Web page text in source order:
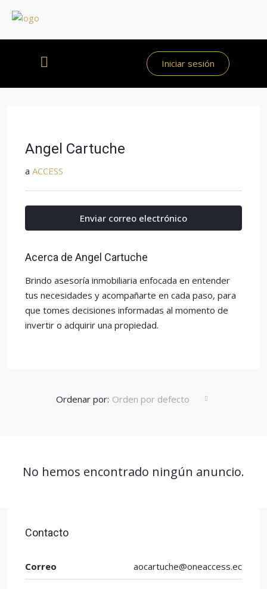
Iniciar sesión
Angel Cartuche
a ACCESS
Enviar correo electrónico
Acerca de Angel Cartuche
Brindo asesoría inmobiliaria enfocada en entender
tus necesidades y acompañarte en cada paso, para
que tomes decisiones informadas al momento de
invertir o adquirir una propiedad.
Ordenar por: Orden por defecto
No hemos encontrado ningún anuncio.
Contacto
Correo aocartuche@oneaccess.ec